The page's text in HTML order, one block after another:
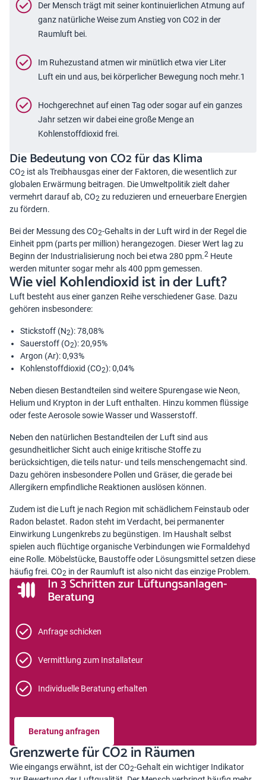
Der Mensch trägt mit seiner kontinuierlichen Atmung auf
ganz natürliche Weise zum Anstieg von CO2 in der
Raumluft bei.
Im Ruhezustand atmen wir minütlich etwa vier Liter
Luft ein und aus, bei körperlicher Bewegung noch mehr.1
Hochgerechnet auf einen Tag oder sogar auf ein ganzes
Jahr setzen wir dabei eine große Menge an
Kohlenstoffdioxid frei.
Die Bedeutung von CO2 für das Klima
CO2 ist als Treibhausgas einer der Faktoren, die wesentlich zur
globalen Erwärmung beitragen. Die Umweltpolitik zielt daher
vermehrt darauf ab, CO2 zu reduzieren und erneuerbare Energien
zu fördern.
Bei der Messung des CO2-Gehalts in der Luft wird in der Regel die
Einheit ppm (parts per million) herangezogen. Dieser Wert lag zu
Beginn der Industrialisierung noch bei etwa 280 ppm.2 Heute
werden mitunter sogar mehr als 400 ppm gemessen.
Wie viel Kohlendioxid ist in der Luft?
Luft besteht aus einer ganzen Reihe verschiedener Gase. Dazu
gehören insbesondere:
Stickstoff (N2): 78,08%
Sauerstoff (O2): 20,95%
Argon (Ar): 0,93%
Kohlenstoffdioxid (CO2): 0,04%
Neben diesen Bestandteilen sind weitere Spurengase wie Neon,
Helium und Krypton in der Luft enthalten. Hinzu kommen flüssige
oder feste Aerosole sowie Wasser und Wasserstoff.
Neben den natürlichen Bestandteilen der Luft sind aus
gesundheitlicher Sicht auch einige kritische Stoffe zu
berücksichtigen, die teils natur- und teils menschengemacht sind.
Dazu gehören insbesondere Pollen und Gräser, die gerade bei
Allergikern empfindliche Reaktionen auslösen können.
Zudem ist die Luft je nach Region mit schädlichem Feinstaub oder
Radon belastet. Radon steht im Verdacht, bei permanenter
Einwirkung Lungenkrebs zu begünstigen. Im Haushalt selbst
spielen auch flüchtige organische Verbindungen wie Formaldehyd
eine Rolle. Möbelstücke, Baustoffe oder Lösungsmittel setzen diese
häufig frei. CO2 in der Raumluft ist also nicht das einzige Problem.
In 3 Schritten zur Lüftungsanlagen-
Beratung
Anfrage schicken
Vermittlung zum Installateur
Individuelle Beratung erhalten
Beratung anfragen
Grenzwerte für CO2 in Räumen
Wie eingangs erwähnt, ist der CO2-Gehalt ein wichtiger Indikator